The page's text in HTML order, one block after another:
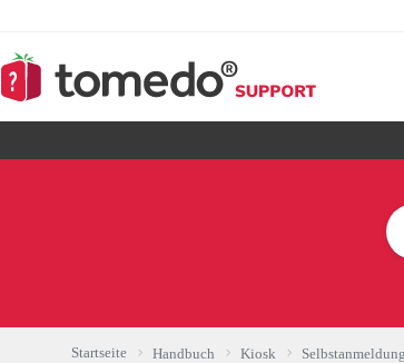
springen
Startseite Handbuch Kiosk